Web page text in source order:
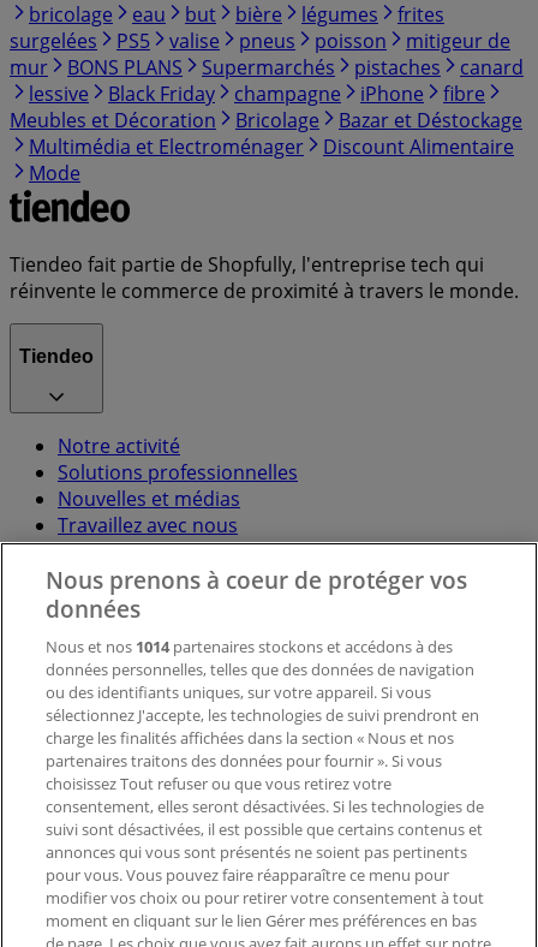
bricolage
eau but bière légumes
frites
surgelées
PS5 valise pneus poisson
mitigeur de
mur
BONS PLANS Supermarchés pistaches
canard
lessive
Black Friday champagne iPhone
fibre
Meubles et Décoration
Bricolage
Bazar et Déstockage
Multimédia et Electroménager
Discount Alimentaire
Mode
Tiendeo fait partie de Shopfully, l'entreprise tech qui
réinvente le commerce de proximité à travers le monde.
Tiendeo
Notre activité
Solutions professionnelles
Nouvelles et médias
Travaillez avec nous
Contactez-nous
Demande marketing et professionnelle
Magasin mal situé sur la carte
Signaler un prospectus
Vous rencontrez un problème technique sur l’appli
ou le site?
Index
Marques
Nous prenons à coeur de protéger vos
données
Nous et nos 1014partenaires stockons et accédons à des
données personnelles, telles que des données de navigation
ou des identifiants uniques, sur votre appareil. Si vous
sélectionnez J'accepte, les technologies de suivi prendront en
charge les finalités affichées dans la section « Nous et nos
partenaires traitons des données pour fournir ». Si vous
choisissez Tout refuser ou que vous retirez votre
consentement, elles seront désactivées. Si les technologies de
suivi sont désactivées, il est possible que certains contenus et
annonces qui vous sont présentés ne soient pas pertinents
pour vous. Vous pouvez faire réapparaître ce menu pour
modifier vos choix ou pour retirer votre consentement à tout
moment en cliquant sur le lien Gérer mes préférences en bas